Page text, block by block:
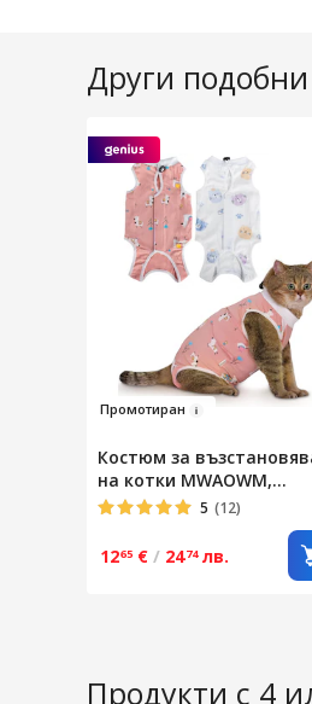
Други
Промотиран
Костюм за
на котки MWAOWM,
комплект от 2 бр.,
материал, размер L, за
след операция,
5 (12)
1265 € / 2474 лв.
Продукти с 4